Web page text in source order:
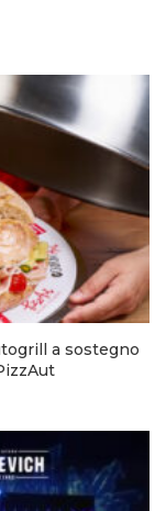
a sostegno